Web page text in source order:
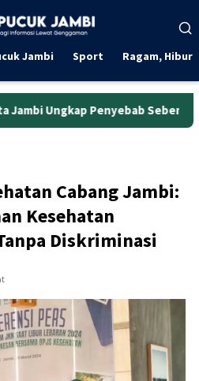
Jambi Sport Ragam,
Sebenarnya Wanita
Cabang Jambi:
Kesehatan
Diskriminasi